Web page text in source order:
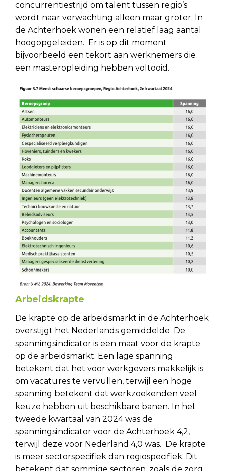
concurrentiestrijd om talent tussen regio’s
wordt naar verwachting alleen maar groter. In
de Achterhoek wonen een relatief laag aantal
hoogopgeleiden. Er is op dit moment
bijvoorbeeld een tekort aan werknemers die
een masteropleiding hebben voltooid.
Arbeidskrapte
De krapte op de arbeidsmarkt in de Achterhoek
overstijgt het Nederlands gemiddelde. De
spanningsindicator is een maat voor de krapte
op de arbeidsmarkt. Een lage spanning
betekent dat het voor werkgevers makkelijk is
om vacatures te vervullen, terwijl een hoge
spanning betekent dat werkzoekenden veel
keuze hebben uit beschikbare banen. In het
tweede kwartaal van 2024 was de
spanningsindicator voor de Achterhoek 4,2,
terwijl deze voor Nederland 4,0 was. De krapte
is meer sectorspecifiek dan regiospecifiek. Dit